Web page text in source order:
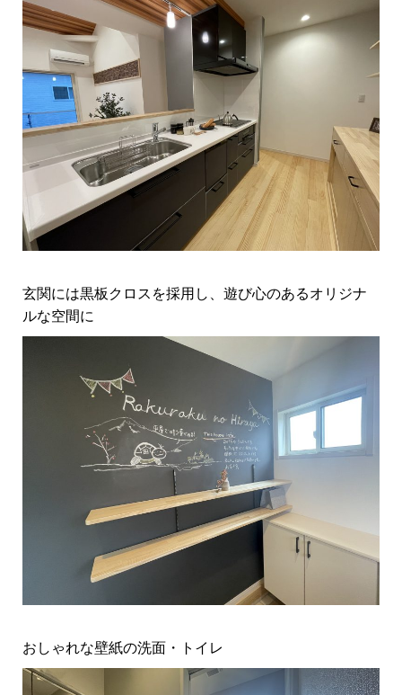
玄関には黒板クロスを採用し、遊び心のあるオリジナ
ルな空間に
おしゃれな壁紙の洗面・トイレ